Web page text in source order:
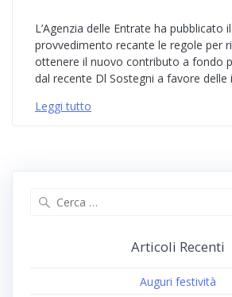
L’Agenzia delle Entrate ha pubblicato il
provvedimento recante le regole per
ottenere il nuovo contributo a fondo
dal recente Dl Sostegni a favore
Leggi tutto
Articoli Recenti
Auguri festività